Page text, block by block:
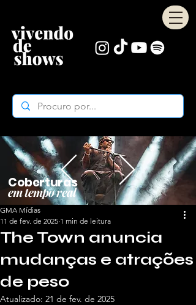
Coberturas
em tempo real
The Town anuncia
mudanças e atrações
de peso
GMA Mídias
11 de fev. de 2025 1 min de leitura
Atualizado: 21 de fev. de 2025